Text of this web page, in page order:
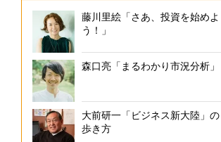
藤川里絵「さあ、投資を始めよ
う！」
森口亮「まるわかり市況分析」
大前研一「ビジネス新大陸」の
歩き方